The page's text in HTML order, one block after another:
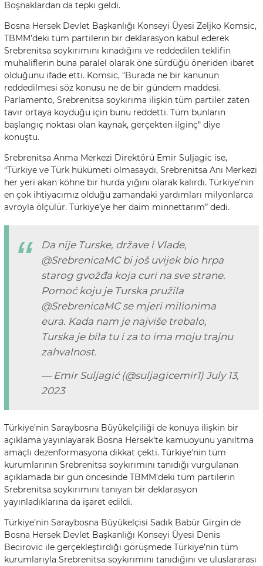
Boşnaklardan da tepki geldi.
Bosna Hersek Devlet Başkanlığı Konseyi Üyesi Zeljko Komsic,
TBMM’deki tüm partilerin bir deklarasyon kabul ederek
Srebrenitsa soykırımını kınadığını ve reddedilen teklifin
muhaliflerin buna paralel olarak öne sürdüğü öneriden ibaret
olduğunu ifade etti. Komsic, "Burada ne bir kanunun
reddedilmesi söz konusu ne de bir gündem maddesi.
Parlamento, Srebrenitsa soykırıma ilişkin tüm partiler zaten
tavır ortaya koyduğu için bunu reddetti. Tüm bunların
başlangıç noktası olan kaynak, gerçekten ilginç" diye
konuştu.
Srebrenitsa Anma Merkezi Direktörü Emir Suljagic ise,
“Türkiye ve Türk hükümeti olmasaydı, Srebrenitsa Anı Merkezi
her yeri akan köhne bir hurda yığını olarak kalırdı. Türkiye’nin
en çok ihtiyacımız olduğu zamandaki yardımları milyonlarca
avroyla ölçülür. Türkiye’ye her daim minnettarım” dedi.
Da nije Turske, države i Vlade,
@SrebrenicaMCbi još uvijek bio hrpa
starog gvožđa koja curi na sve strane.
Pomoć koju je Turska pružila
@SrebrenicaMCse mjeri milionima
eura. Kada nam je najviše trebalo,
Turska je bila tu i za to ima moju trajnu
zahvalnost.
— Emir Suljagić (@suljagicemir1) July 13,
2023
Türkiye’nin Saraybosna Büyükelçiliği de konuya ilişkin bir
açıklama yayınlayarak Bosna Hersek’te kamuoyunu yanıltma
amaçlı dezenformasyona dikkat çekti. Türkiye'nin tüm
kurumlarının Srebrenitsa soykırımını tanıdığı vurgulanan
açıklamada bir gün öncesinde TBMM'deki tüm partilerin
Srebrenitsa soykırımını tanıyan bir deklarasyon
yayınladıklarına da işaret edildi.
Türkiye’nin Saraybosna Büyükelçisi Sadık Babür Girgin de
Bosna Hersek Devlet Başkanlığı Konseyi Üyesi Denis
Becirovic ile gerçekleştirdiği görüşmede Türkiye’nin tüm
kurumlarıyla Srebrenitsa soykırımını tanıdığını ve uluslararası